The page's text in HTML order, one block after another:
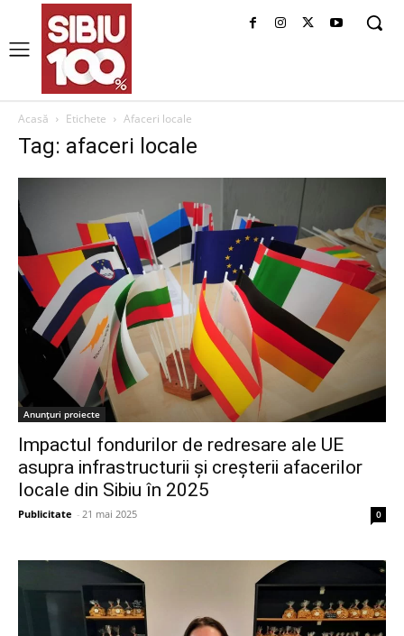
Acasă Etichete Afaceri locale
Tag: afaceri locale
Anunțuri proiecte
Impactul fondurilor de redresare ale UE
asupra infrastructurii și creșterii afacerilor
locale din Sibiu în 2025
Publicitate - 21 mai 2025 0